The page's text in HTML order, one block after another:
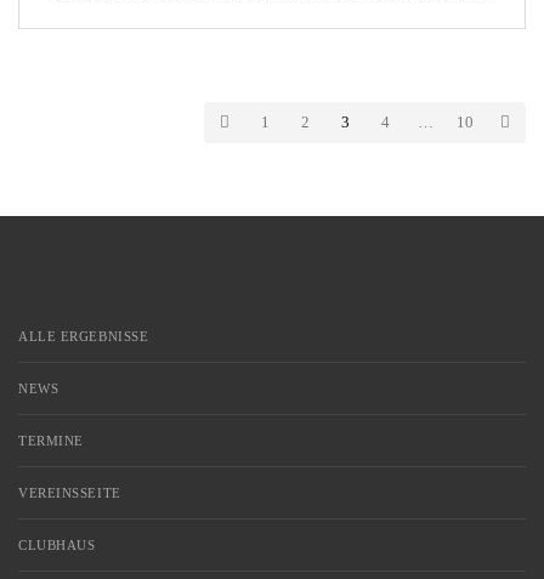
1 2 3 4 10
ALLE ERGEBNISSE
NEWS
TERMINE
VEREINSSEITE
CLUBHAUS